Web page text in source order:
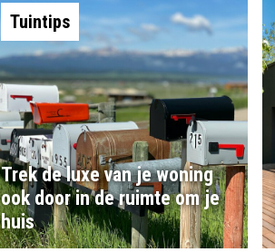
Tuintips
Trek de luxe van je woning
ook door in de ruimte om je
huis